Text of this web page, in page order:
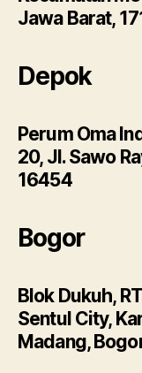
Jawa Barat,
Depok
Perum Oma
20, Jl. Sawo
16454
Bogor
Blok Dukuh,
Sentul City,
Madang,